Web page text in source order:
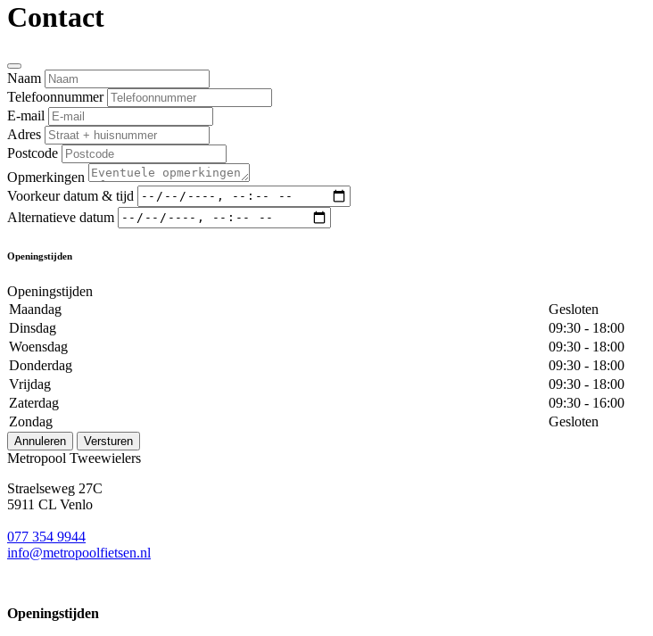
Contact
Naam
Telefoonnummer
E-mail
Adres
Postcode
Opmerkingen
Voorkeur datum & tijd
Alternatieve datum
Openingstijden
Openingstijden
Maandag
Gesloten
Dinsdag
09:30 - 18:00
Woensdag
09:30 - 18:00
Donderdag
09:30 - 18:00
Vrijdag
09:30 - 18:00
Zaterdag
09:30 - 16:00
Zondag
Gesloten
Annuleren Versturen
Metropool Tweewielers
Straelseweg 27C
5911 CL Venlo
077 354 9944
info@metropoolfietsen.nl
Openingstijden